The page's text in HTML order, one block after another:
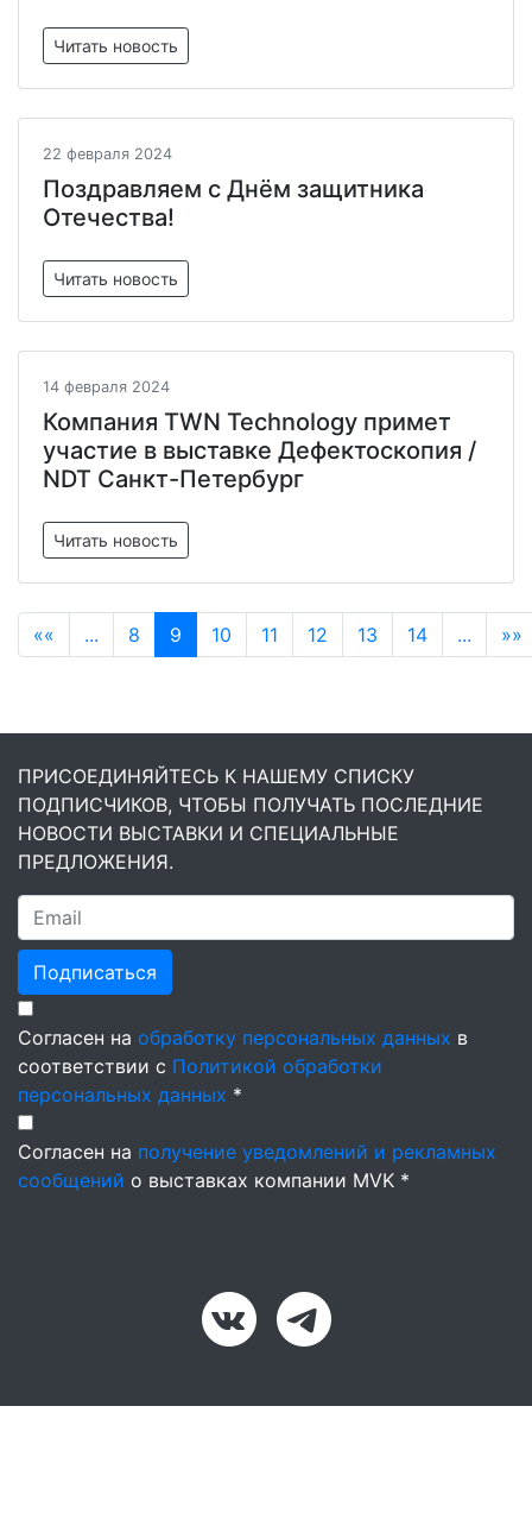
Читать новость
22 февраля 2024
Поздравляем с Днём защитника
Отечества!
Читать новость
14 февраля 2024
Компания TWN Technology примет
участие в выставке Дефектоскопия /
NDT Санкт-Петербург
Читать новость
«« ... 8 9 10 11 12 13 14 ... »»
ПРИСОЕДИНЯЙТЕСЬ К НАШЕМУ СПИСКУ
ПОДПИСЧИКОВ, ЧТОБЫ ПОЛУЧАТЬ ПОСЛЕДНИЕ
НОВОСТИ ВЫСТАВКИ И СПЕЦИАЛЬНЫЕ
ПРЕДЛОЖЕНИЯ.
Подписаться
Согласен на обработку персональных данных в
соответствии с Политикой обработки
персональных данных *
Согласен на получение уведомлений и рекламных
сообщений о выставках компании MVK *